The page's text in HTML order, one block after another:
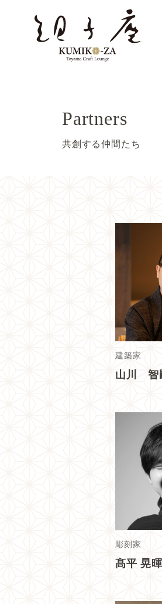
Partners
共創する仲間たち 組
建築家
山川 智
彫刻家
髙平 晃暉